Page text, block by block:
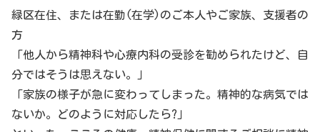
緑区在住、または在勤(在学)のご本人やご家族、支援者の
方
「他人から精神科や心療内科の受診を勧められたけど、自
分ではそうは思えない。」
「家族の様子が急に変わってしまった。精神的な病気では
ないか。どのように対応したら?」